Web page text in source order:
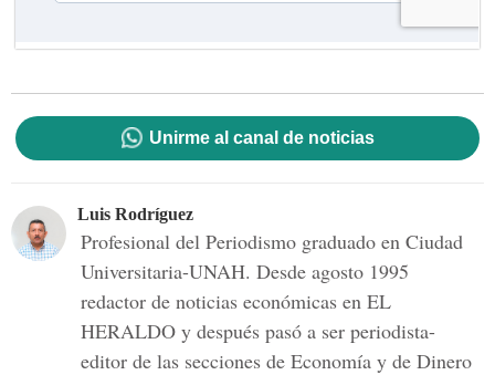
Unirme al canal de noticias
Luis Rodríguez
Profesional del Periodismo graduado en Ciudad
Universitaria-UNAH. Desde agosto 1995
redactor de noticias económicas en EL
HERALDO y después pasó a ser periodista-
editor de las secciones de Economía y de Dinero